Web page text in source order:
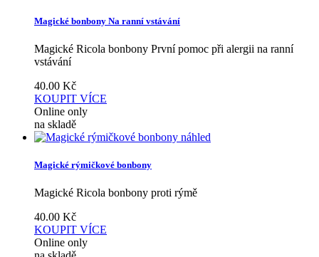
Magické bonbony Na ranní vstávání
Magické Ricola bonbony První pomoc při alergii na ranní
vstávání
40.00 Kč
KOUPIT VÍCE
Online only
na skladě
náhled
Magické rýmičkové bonbony
Magické Ricola bonbony proti rýmě
40.00 Kč
KOUPIT VÍCE
Online only